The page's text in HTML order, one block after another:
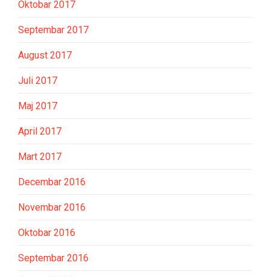
Oktobar 2017
Septembar 2017
August 2017
Juli 2017
Maj 2017
April 2017
Mart 2017
Decembar 2016
Novembar 2016
Oktobar 2016
Septembar 2016